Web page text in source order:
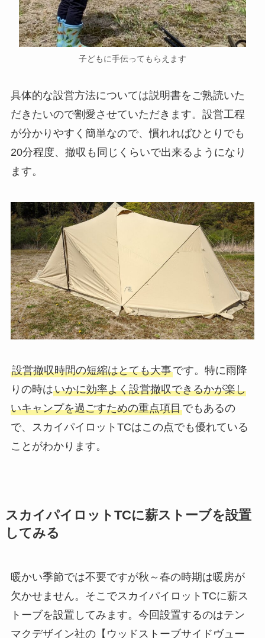
子どもに手伝ってもらえます
具体的な設営方法については説明書をご熟読いた
だきたいので割愛させていただきます。設営工程
が分かりやすく簡単なので、慣れればひとりでも
20分程度、撤収も同じくらいで出来るようになり
ます。
設営撤収時間の短縮はとても大事です。特に雨降
りの時はいかに効率よく設営撤収できるかが楽し
いキャンプを過ごすための重点項目でもあるの
で、スカイパイロットTCはこの点でも優れている
ことがわかります。
スカイパイロットTCに薪ストーブを設置
してみる
暖かい季節では不要ですが秋～春の時期は暖房が
欠かせません。そこでスカイパイロットTCに薪ス
トーブを設置してみます。今回設置するのはテン
マクデザイン社の【ウッドストーブサイドヴュー